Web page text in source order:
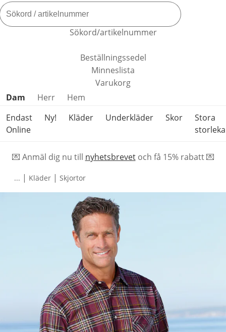
Sökord/artikelnummer
Beställningssedel
Minneslista
Varukorg
Hoppa över produktkategorier
Dam Herr
Hem
Endast
Online
Ny! Kläder Underkläder Skor
Stora
💌 Anmäl dig nu till nyhetsbrevetoch få 15% rabatt 💌
... | Kläder | Skjortor